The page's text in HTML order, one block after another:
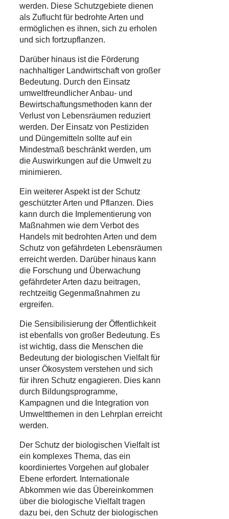
werden. Diese Schutzgebiete dienen
als Zuflucht für bedrohte Arten und
ermöglichen es ihnen, sich zu erholen
und sich fortzupflanzen.
Darüber hinaus ist die Förderung
nachhaltiger Landwirtschaft von großer
Bedeutung. Durch den Einsatz
umweltfreundlicher Anbau- und
Bewirtschaftungsmethoden kann der
Verlust von Lebensräumen reduziert
werden. Der Einsatz von Pestiziden
und Düngemitteln sollte auf ein
Mindestmaß beschränkt werden, um
die Auswirkungen auf die Umwelt zu
minimieren.
Ein weiterer Aspekt ist der Schutz
geschützter Arten und Pflanzen. Dies
kann durch die Implementierung von
Maßnahmen wie dem Verbot des
Handels mit bedrohten Arten und dem
Schutz von gefährdeten Lebensräumen
erreicht werden. Darüber hinaus kann
die Forschung und Überwachung
gefährdeter Arten dazu beitragen,
rechtzeitig Gegenmaßnahmen zu
ergreifen.
Die Sensibilisierung der Öffentlichkeit
ist ebenfalls von großer Bedeutung. Es
ist wichtig, dass die Menschen die
Bedeutung der biologischen Vielfalt für
unser Ökosystem verstehen und sich
für ihren Schutz engagieren. Dies kann
durch Bildungsprogramme,
Kampagnen und die Integration von
Umweltthemen in den Lehrplan erreicht
werden.
Der Schutz der biologischen Vielfalt ist
ein komplexes Thema, das ein
koordiniertes Vorgehen auf globaler
Ebene erfordert. Internationale
Abkommen wie das Übereinkommen
über die biologische Vielfalt tragen
dazu bei, den Schutz der biologischen